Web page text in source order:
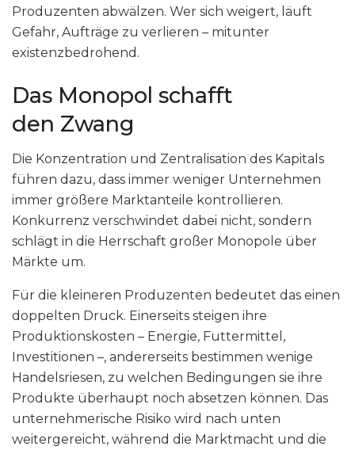
Produzenten abwälzen. Wer sich weigert, läuft
Gefahr, Aufträge zu verlieren – mitunter
existenzbedrohend.
Das Monopol schafft
den Zwang
Die Konzentration und Zentralisation des Kapitals
führen dazu, dass immer weniger Unternehmen
immer größere Marktanteile kontrollieren.
Konkurrenz verschwindet dabei nicht, sondern
schlägt in die Herrschaft großer Monopole über
Märkte um.
Für die kleineren Produzenten bedeutet das einen
doppelten Druck. Einerseits steigen ihre
Produktionskosten – Energie, Futtermittel,
Investitionen –, andererseits bestimmen wenige
Handelsriesen, zu welchen Bedingungen sie ihre
Produkte überhaupt noch absetzen können. Das
unternehmerische Risiko wird nach unten
weitergereicht, während die Marktmacht und die